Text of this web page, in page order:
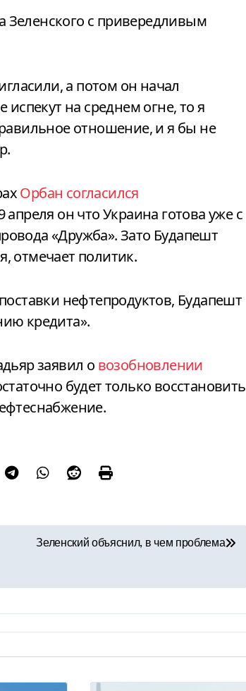
Зеленского с привередливым
а потом он начал
на среднем огне, то я
отношение, и я бы не
Орбан согласился
апреля он что Украина готова уже с
«Дружба». Зато Будапешт
отмечает политик.
нефтепродуктов, Будапешт
кредита».
заявил о возобновлении
будет только восстановить
Зеленский объяснил, в чем проблема